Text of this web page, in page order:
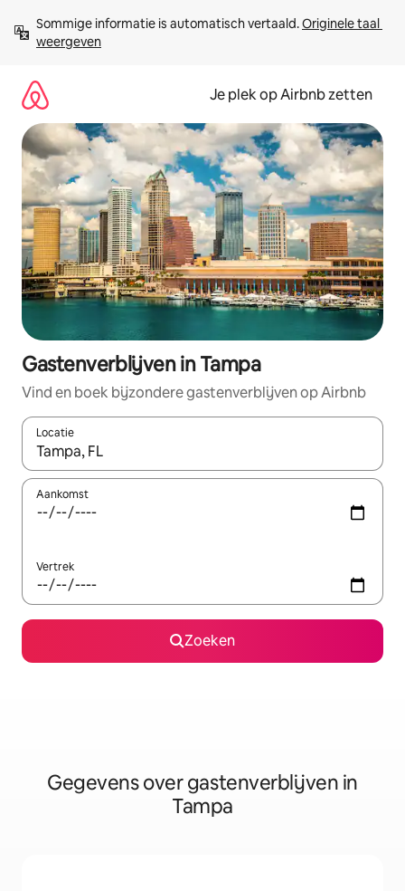
direct
naar
Sommige informatie is automatisch vertaald. Originele taal
weergeven
Je plek op Airbnb zetten
Gastenverblijven in Tampa
Vind en boek bijzondere gastenverblijven op Airbnb
Locatie
Wanneer er resultaten beschikbaar zijn, maak je een keuze
Aankomst
Vertrek
Zoeken
Gegevens over gastenverblijven in
Tampa